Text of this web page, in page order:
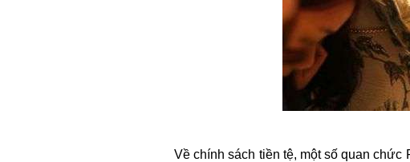
Về chính sách tiền tệ, một số quan